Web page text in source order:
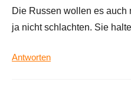
Die Russen wollen es
ja nicht schlachten. Sie
Antworten